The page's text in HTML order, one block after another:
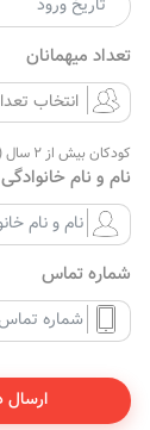
تعداد میهمانان
کودکان بیش از 2 سال ((یک نفر )) محسوب می شوند
نام و نام خانوادگی
شماره تماس